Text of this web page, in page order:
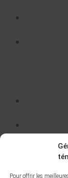
Pour offrir les